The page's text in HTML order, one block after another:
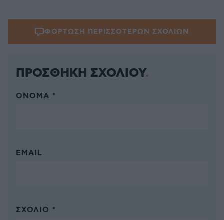
ΦΟΡΤΩΣΗ ΠΕΡΙΣΣΟΤΕΡΩΝ ΣΧΟΛΙΩΝ
ΠΡΟΣΘΗΚΗ ΣΧΟΛΙΟΥ
ΌΝΟΜΑ *
EMAIL
ΣΧΌΛΙΟ *